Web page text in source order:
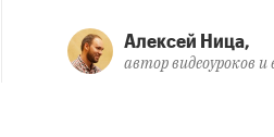
Алексей Ница,
автор видеоуроков